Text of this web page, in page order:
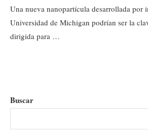
Una nueva nanopartícula desarrollada por
Universidad de Michigan podrían ser la
dirigida para …
Buscar